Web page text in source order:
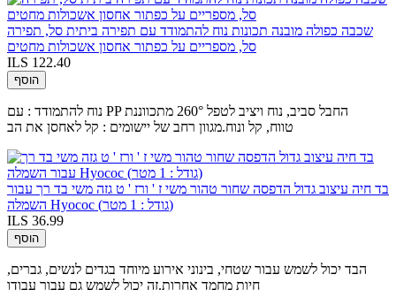
שכבה כפולה מובנה תכונות נוח להתמודד עם תפירה ביתית סל, תפירה
סל, מספריים על כפתור אחסון אשכולות מחטים
ILS 122.40
הוסף
נוח להתמודד : עם PP החבל סביב, נוח ויציב לטפל 260° מתכווננת
טווח, קל ונוח.מגוון רחב של יישומים : קל לאחסן את הב
בד חיה עיצוב גדול הדפסה שחור טהור משי ז ' ורז ' ט גזה משי בד רך עבור
השמלה Hyococ (גודל : 1 מטר)
ILS 36.99
הוסף
הבד יכול לשמש עבור שטחי, בינוני אירוע מיוחד בגדים לנשים, גברים,
חיות מחמד אחרות.זה יכול לשמש גם עבור עבודו